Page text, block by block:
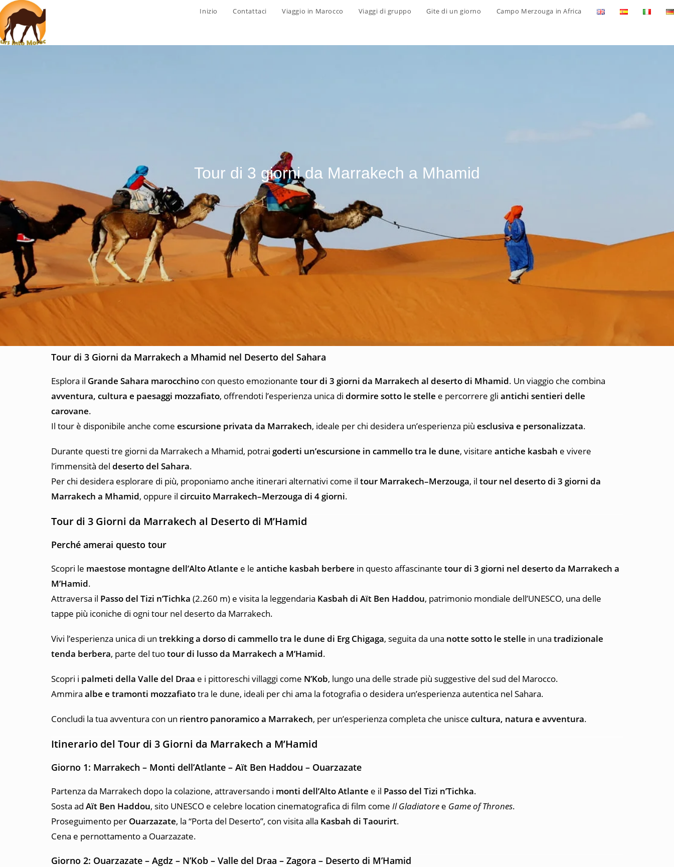
Inizio Contattaci Viaggio in Marocco Viaggi di gruppo Gite di un giorno Campo Merzouga in Africa
Tour di 3 giorni da Marrakech a Mhamid
Tour di 3 Giorni da Marrakech a Mhamid nel Deserto del Sahara
Esplora il Grande Sahara marocchino con questo emozionante tour di 3 giorni da Marrakech al deserto di Mhamid. Un viaggio che combina
avventura, cultura e paesaggi mozzafiato, offrendoti l’esperienza unica di dormire sotto le stelle e percorrere gli antichi sentieri delle
carovane.
Il tour è disponibile anche come escursione privata da Marrakech, ideale per chi desidera un’esperienza più esclusiva e personalizzata.
Durante questi tre giorni da Marrakech a Mhamid, potrai goderti un’escursione in cammello tra le dune, visitare antiche kasbah e vivere
l’immensità del deserto del Sahara.
Per chi desidera esplorare di più, proponiamo anche itinerari alternativi come il tour Marrakech–Merzouga, il tour nel deserto di 3 giorni da
Marrakech a Mhamid, oppure il circuito Marrakech–Merzouga di 4 giorni.
Tour di 3 Giorni da Marrakech al Deserto di M’Hamid
Perché amerai questo tour
Scopri le maestose montagne dell’Alto Atlante e le antiche kasbah berbere in questo affascinante tour di 3 giorni nel deserto da Marrakech a
M’Hamid.
Attraversa il Passo del Tizi n’Tichka (2.260 m) e visita la leggendaria Kasbah di Aït Ben Haddou, patrimonio mondiale dell’UNESCO, una delle
tappe più iconiche di ogni tour nel deserto da Marrakech.
Vivi l’esperienza unica di un trekking a dorso di cammello tra le dune di Erg Chigaga, seguita da una notte sotto le stelle in una tradizionale
tenda berbera, parte del tuotour di lusso da Marrakech a M’Hamid.
Scopri i palmeti della Valle del Draa e i pittoreschi villaggi come N’Kob, lungo una delle strade più suggestive del sud del Marocco.
Ammira albe e tramonti mozzafiatotra le dune, ideali per chi ama la fotografia o desidera un’esperienza autentica nel Sahara.
Concludi la tua avventura con un rientro panoramico a Marrakech, per un’esperienza completa che unisce cultura, natura e avventura.
Itinerario del Tour di 3 Giorni da Marrakech a M’Hamid
Giorno 1: Marrakech – Monti dell’Atlante – Aït Ben Haddou – Ouarzazate
Partenza da Marrakech dopo la colazione, attraversando i monti dell’Alto Atlante e il Passo del Tizi n’Tichka.
Sosta ad Aït Ben Haddou, sito UNESCO e celebre location cinematografica di film come Il Gladiatore e Game of Thrones.
Proseguimento per Ouarzazate, la “Porta del Deserto”, con visita alla Kasbah di Taourirt.
Cena e pernottamento a Ouarzazate.
Giorno 2: Ouarzazate – Agdz – N’Kob – Valle del Draa – Zagora – Deserto di M’Hamid